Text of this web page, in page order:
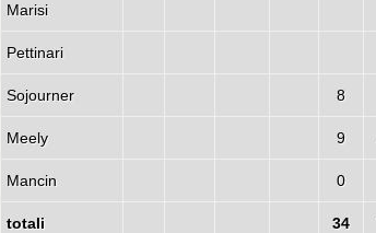
Marisi
Pettinari
Sojourner 8
Meely 9
Mancin 0
totali 34